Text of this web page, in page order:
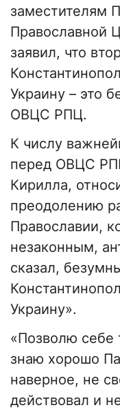
заместителям
Православной
заявил, что
Украину – это
ОВЦС РПЦ.
К числу
перед ОВЦС
Кирилла,
преодолению
Православии,
незаконным,
сказал,
Украину».
«Позволю себе
знаю хорошо
наверное, не
действовал и